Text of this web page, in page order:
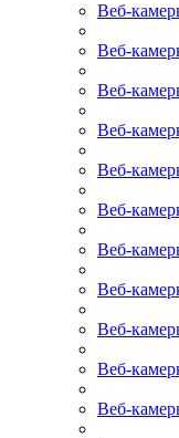
Веб-
Веб-
Веб-
Веб-
Веб-
Веб-
Веб-
Веб-
Веб-
Веб-
Веб-